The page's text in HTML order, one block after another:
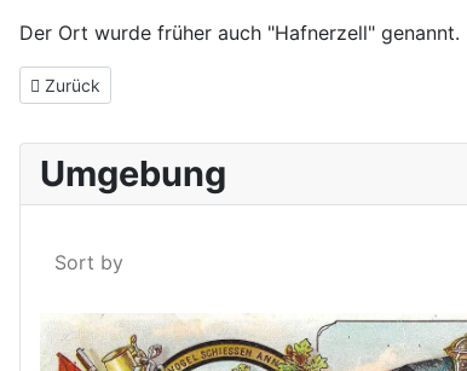
Der Ort wurde früher auch "Hafnerzell"
Vorheriger Beitrag: Die Bahnlinie von Obernzell nach
Zurück
Umgebung
Sort by